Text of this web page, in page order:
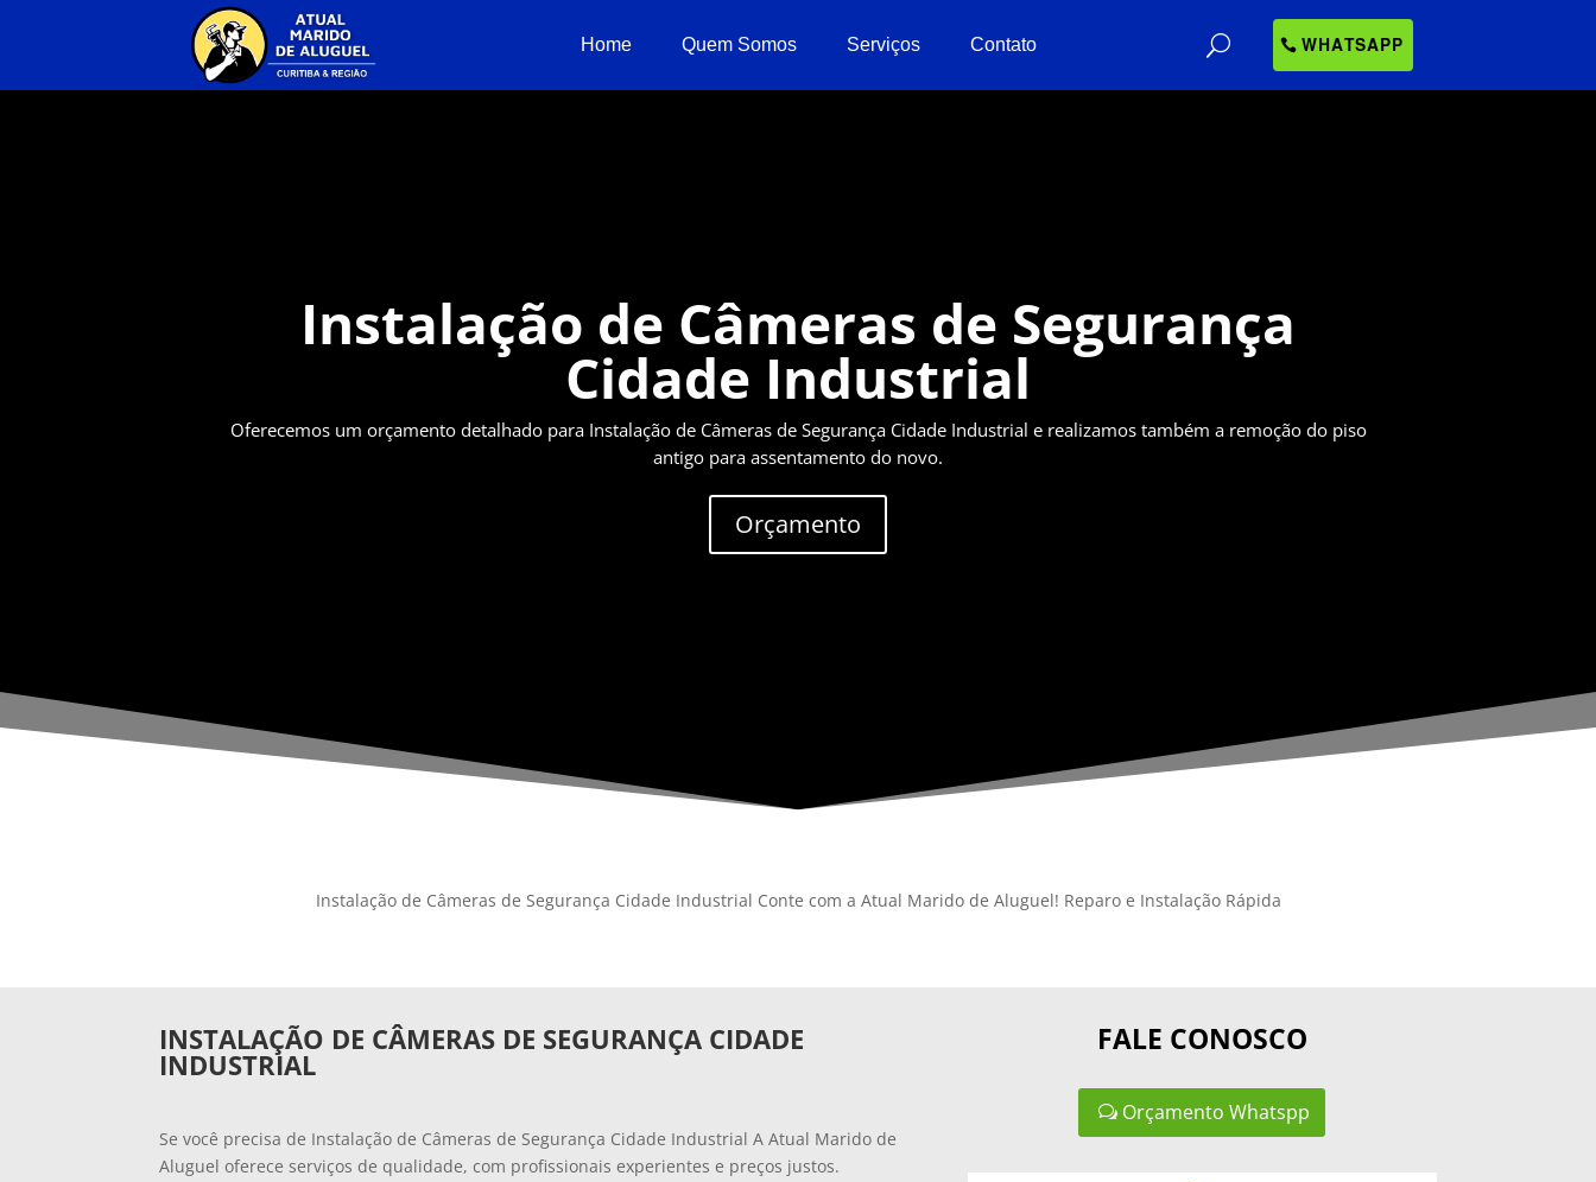
Home Quem Somos Serviços Contato WHATSAPP
Instalação de Câmeras de Segurança
Cidade Industrial
Oferecemos um orçamento detalhado para Instalação de Câmeras de Segurança Cidade Industrial e realizamos também a remoção do piso
antigo para assentamento do novo.
Orçamento
Instalação de Câmeras de Segurança Cidade Industrial Conte com a Atual Marido de Aluguel! Reparo e Instalação Rápida
INSTALAÇÃO DE CÂMERAS DE SEGURANÇA CIDADE
INDUSTRIAL
Se você precisa de Instalação de Câmeras de Segurança Cidade Industrial A Atual Marido de
Aluguel oferece serviços de qualidade, com profissionais experientes e preços justos.
FALE CONOSCO
Orçamento Whatspp